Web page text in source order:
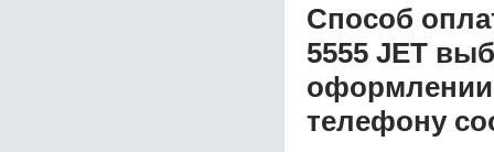
Способ
5555 JET
оформлении
телефону